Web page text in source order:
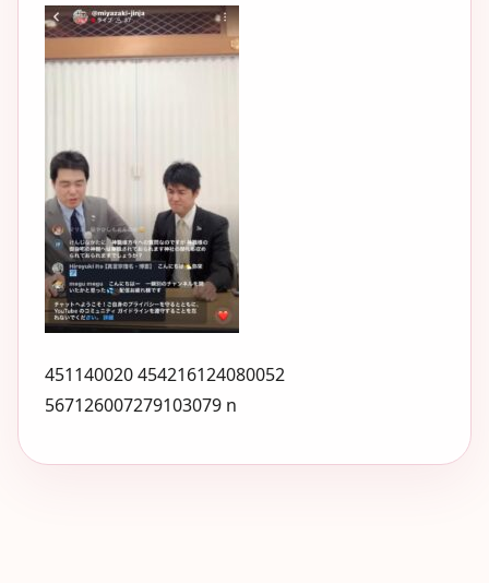
451140020 454216124080052
567126007279103079 n